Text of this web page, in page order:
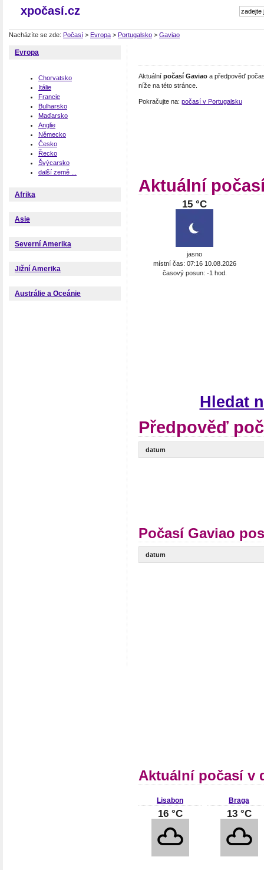
xpočasí.cz
Nacházíte se zde: Počasí > Evropa > Portugalsko > Gaviao
Evropa
Chorvatsko
Itálie
Francie
Bulharsko
Maďarsko
Anglie
Německo
Česko
Řecko
Švýcarsko
další země ...
Afrika
Asie
Severní Amerika
Jižní Amerika
Austrálie a Oceánie
Aktuálnípočasí Gaviao a předpověď
níže na této stránce.
Pokračujte na: počasí v Portugalsku
Aktuální
15 °C
jasno
místní čas: 07:16 10.08.2026
časový posun: -1 hod.
Hledat
Předpověď
datum
Počasí Gaviao
datum
Aktuální počasí v
Lisabon
16 °C
Braga
13 °C